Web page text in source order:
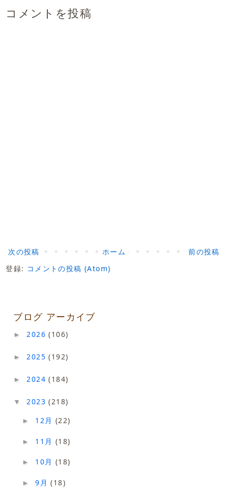
コメントを投稿
次の投稿 前の投稿
ホーム
登録: コメントの投稿 (Atom)
ブログ アーカイブ
►2026(106)
►2025(192)
►2024(184)
▼2023(218)
► 12月 (22)
► 11月 (18)
► 10月 (18)
►9月(18)